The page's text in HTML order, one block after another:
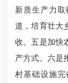
新质生产力取
道，培育壮大
收。五是加快
产方式。六是
村基础设施